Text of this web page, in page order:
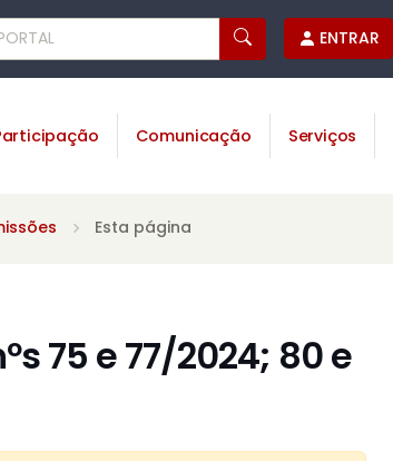
ENTRAR
Comunicação Serviços
Esta página
75 e 77/2024; 80 e